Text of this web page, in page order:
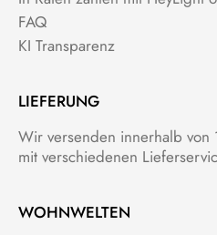
FAQ
KI Transparenz
LIEFERUNG
Wir versenden innerhalb von
mit verschiedenen
WOHNWELTEN